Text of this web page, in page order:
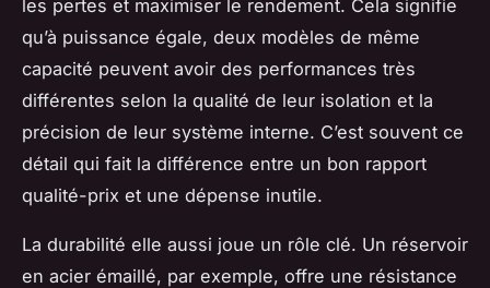
les pertes et maximiser le rendement. Cela signifie
qu’à puissance égale, deux modèles de même
capacité peuvent avoir des performances très
différentes selon la qualité de leur isolation et la
précision de leur système interne. C’est souvent ce
détail qui fait la différence entre un bon rapport
qualité-prix et une dépense inutile.
La durabilité elle aussi joue un rôle clé. Un réservoir
en acier émaillé, par exemple, offre une résistance